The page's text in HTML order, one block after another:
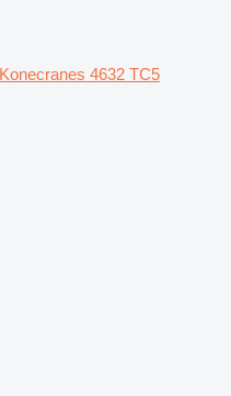
4632 TC5